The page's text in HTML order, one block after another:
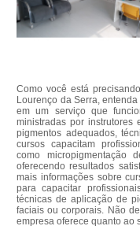
Como você está
Lourenço da Serra,
em um serviço que
ministradas por instrutores
pigmentos adequados,
cursos capacitam
como micropigmentação
oferecendo resultados
mais informações sobre
para capacitar
técnicas de aplicação de
faciais ou corporais. Não
empresa oferece quanto ao